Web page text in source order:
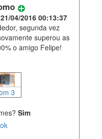
21/04/2016 00:13:37
segunda vez
superou as
o amigo Felipe!
3
Sim